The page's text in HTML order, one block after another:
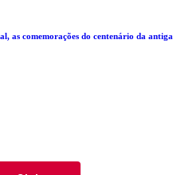
as comemorações do centenário da antiga